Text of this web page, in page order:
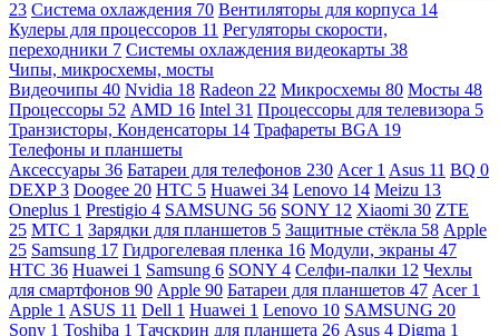
23 Система охлаждения 70 Вентиляторы для корпуса 14
Кулеры для процессоров 11 Регуляторы скорости,
переходники 7 Системы охлаждения видеокарты 38
Чипы, микросхемы, мосты
Видеочипы 40 Nvidia 18 Radeon 22 Микросхемы 80 Мосты 48
Процессоры 52 AMD 16 Intel 31 Процессоры для телевизора 5
Транзисторы, Конденсаторы 14 Трафареты BGA 19
Телефоны и планшеты
Аксессуары 36 Батареи для телефонов 230 Acer 1 Asus 11 BQ 0
DEXP3 Doogee 20 HTC 5 Huawei 34 Lenovo 14 Meizu 13
Oneplus 1 Prestigio 4 SAMSUNG 56 SONY 12 Xiaomi 30 ZTE
25 МТС 1 Зарядки для планшетов 5 Защитные стёкла 58 Apple
25 Samsung 17 Гидрогелевая пленка 16 Модули, экраны 47
HTC 36 Huawei 1 Samsung 6 SONY 4 Селфи-палки 12 Чехлы
для смартфонов 90 Apple 90 Батареи для планшетов 47 Acer 1
Apple 1 ASUS 11 Dell 1 Huawei 1 Lenovo 10 SAMSUNG 20
Sony 1 Toshiba 1 Тачскрин для планшета 26 Asus 4 Digma 1